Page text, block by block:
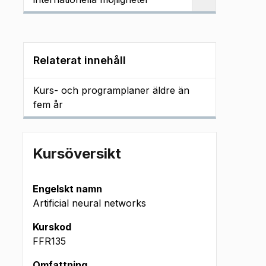
Relaterat innehåll
Kurs- och programplaner äldre än
fem år
Kursöversikt
Engelskt namn
Artificial neural networks
Kurskod
FFR135